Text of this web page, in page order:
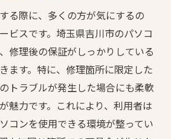
る際に、多くの方が気にするの
ビスです。埼玉県吉川市のパソコ
修理後の保証がしっかりしている
ます。特に、修理箇所に限定した
トラブルが発生した場合にも柔軟
魅力です。これにより、利用者は
コンを使用できる環境が整ってい